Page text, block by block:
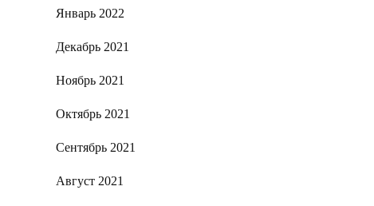
Январь 2022
Декабрь 2021
Ноябрь 2021
Октябрь 2021
Сентябрь 2021
Август 2021